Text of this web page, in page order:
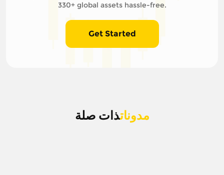
330+ global assets hassle-free.
Get Started
مدوناتذات صلة